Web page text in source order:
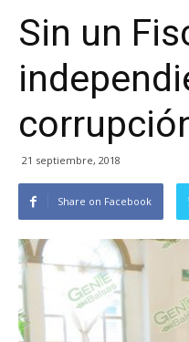
Sin un
21 septiembre, 2018
Share on Facebook